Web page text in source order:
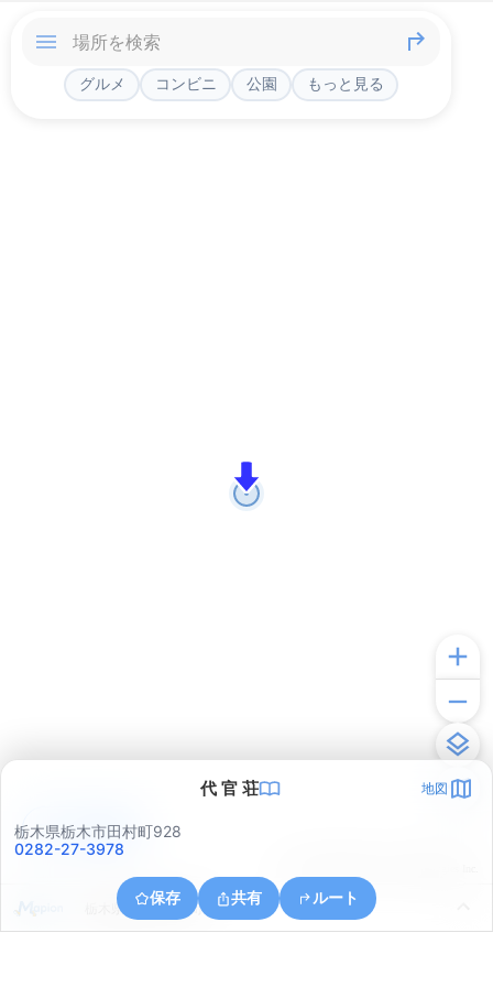
グルメ コンビニ 公園 もっと見る
代 官 荘 地図
栃木県栃木市田村町928
0282-27-3978
保存 共有 ルート
栃木県栃木市大宮町
アプリで見る